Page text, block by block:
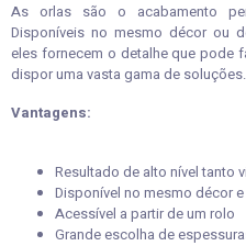
As orlas são o acabamento
Disponíveis no mesmo décor ou
eles fornecem o detalhe que pode
dispor uma vasta gama de soluções.
Vantagens:
Resultado de alto nível tanto
Disponível no mesmo décor
Acessível a partir de um rolo
Grande escolha de